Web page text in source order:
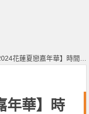
花蓮夏戀嘉年華】時間/煙火/演唱會卡司/直播/交通一次看！
年華】時